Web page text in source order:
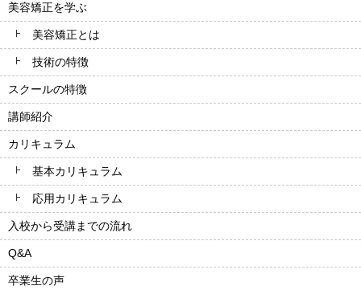
美容矯正を学ぶ
美容矯正とは
技術の特徴
スクールの特徴
講師紹介
カリキュラム
基本カリキュラム
応用カリキュラム
入校から受講までの流れ
Q&A
卒業生の声